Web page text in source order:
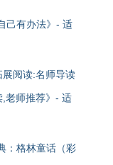
己有办法》- 适
阅读:名师导读
,老师推荐》- 适
：格林童话（彩